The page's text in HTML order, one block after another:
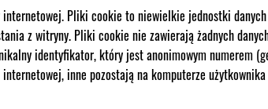
Pliki cookie to niewielkie jednostki
z witryny. Pliki cookie nie zawierają żadnych
identyfikator, który jest anonimowym numerem
inne pozostają na komputerze użytkownika